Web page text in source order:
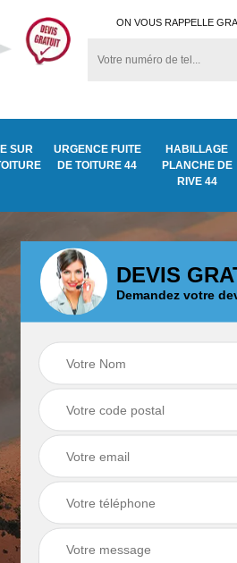
ON VOUS RAPPELLE
SUR
URGENCE FUITE
DE TOITURE 44
HABILLAGE
PLANCHE DE
RIVE 44
fuite
Traitement anti
DEVIS
Demandez votre